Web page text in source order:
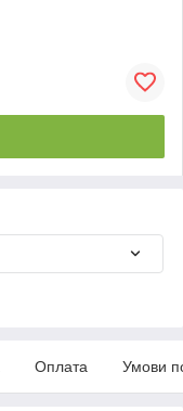
Оплата Умови